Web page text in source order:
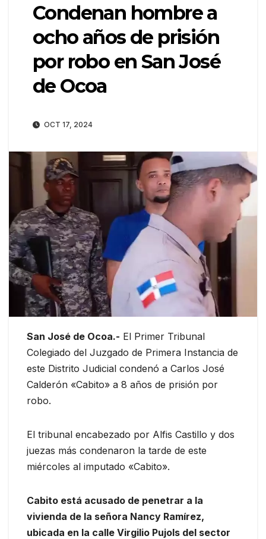
Condenan hombre a
ocho años de prisión
por robo en San José
de Ocoa
OCT 17, 2024
San José de Ocoa.- El Primer Tribunal
Colegiado del Juzgado de Primera Instancia de
este Distrito Judicial condenó a Carlos José
Calderón «Cabito» a 8 años de prisión por
robo.
El tribunal encabezado por Alfis Castillo y dos
juezas más condenaron la tarde de este
miércoles al imputado «Cabito».
Cabito está acusado de penetrar a la
vivienda de la señora Nancy Ramírez,
ubicada en la calle Virgilio Pujols del sector